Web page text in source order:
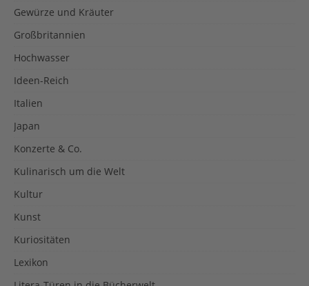
Gewürze und Kräuter
Großbritannien
Hochwasser
Ideen-Reich
Italien
Japan
Konzerte & Co.
Kulinarisch um die Welt
Kultur
Kunst
Kuriositäten
Lexikon